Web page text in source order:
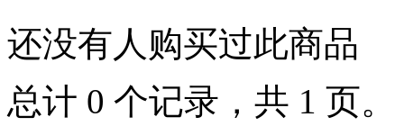
还没有人购买过此商品
总计 0 个记录，共 1 页。